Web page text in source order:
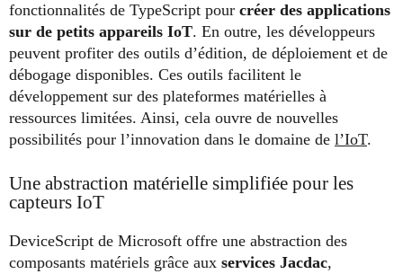
fonctionnalités de TypeScript pour créer des applications
sur de petits appareils IoT. En outre, les développeurs
peuvent profiter des outils d’édition, de déploiement et de
débogage disponibles. Ces outils facilitent le
développement sur des plateformes matérielles à
ressources limitées. Ainsi, cela ouvre de nouvelles
possibilités pour l’innovation dans le domaine de l’IoT.
Une abstraction matérielle simplifiée pour les
capteurs IoT
DeviceScript de Microsoft offre une abstraction des
composants matériels grâce aux services Jacdac,